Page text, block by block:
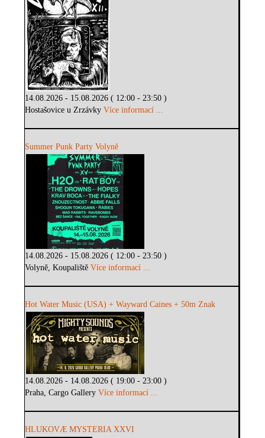
14.08.2026 - 15.08.2026 ( 12:00 - 23:50 )
Hostašovice u ZrzávkyVíce informací ...
Summer Punk Party Volyně
14.08.2026 - 15.08.2026 ( 12:00 - 23:50 )
Volyně, KoupalištěVíce informací ...
Hot Water Music (USA) + Wayward Caines + 50m Znak
14.08.2026 - 14.08.2026 ( 19:00 - 23:00 )
Praha, Cargo GalleryVíce informací ...
HLUKOVÆ MYSTERIA XXVI